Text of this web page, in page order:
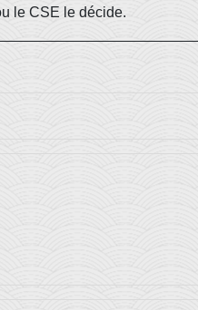
le CSE le décide.